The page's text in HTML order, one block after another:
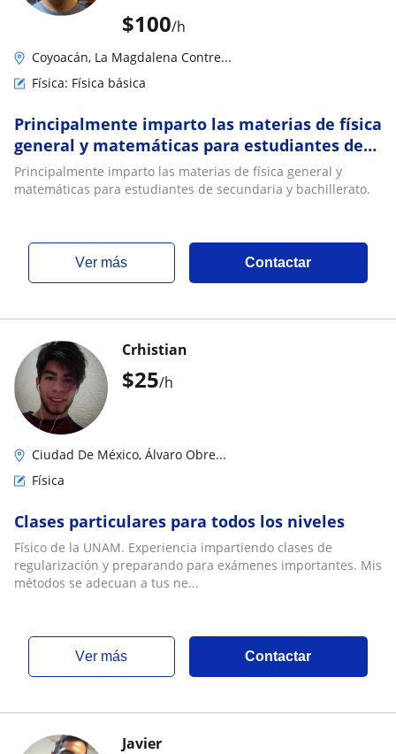
$100/h
Coyoacán, La Magdalena Contre...
Física: Física básica
Principalmente imparto las materias de física
general y matemáticas para estudiantes de
secundaria y bachillerato
Principalmente imparto las materias de física general y
matemáticas para estudiantes de secundaria y bachillerato.
ver más Contactar
$25/h
Crhistian
Ciudad De México, Álvaro Obre...
Física
Clases particulares para todos los niveles
Físico de la UNAM. Experiencia impartiendo clases de
regularización y preparando para exámenes importantes. Mis
métodos se adecuan a tus ne...
ver más Contactar
Javier